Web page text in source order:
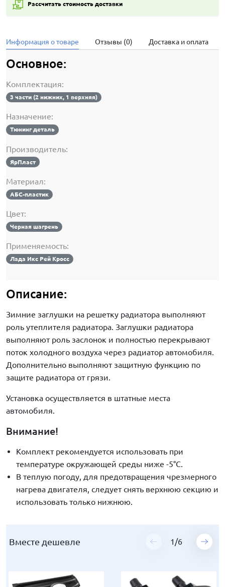
Рассчитать стоимость доставки
Информация о товаре Отзывы (0) Доставка и оплата
Основное:
Комплектация:
3 части (2 нижних, 1 верхняя)
Назначение:
Тюнинг деталь
Производитель:
ЯрПласт
Материал:
АБС-пластик
Цвет:
Черная шагрень
Применяемость:
Лада Икс Рей Кросс
Описание:
Зимние заглушки на решетку радиатора выполняют
роль утеплителя радиатора. Заглушки радиатора
выполняют роль заслонок и полностью перекрывают
поток холодного воздуха через радиатор автомобиля.
Дополнительно выполняют защитную функцию по
защите радиатора от грязи.
Установка осуществляется в штатные места
автомобиля.
Внимание!
Комплект рекомендуется использовать при
температуре окружающей среды ниже -5°С.
В теплую погоду, для предотвращения чрезмерного
нагрева двигателя, следует снять верхнюю секцию и
использовать только нижнюю.
Вместе дешевле 1 /6
Вместе дешевле 1 /6
Вместе дешевле 1 /6
Вместе дешевле 1 /6
Вместе дешевле 1 /6
Вместе дешевле 1 /6